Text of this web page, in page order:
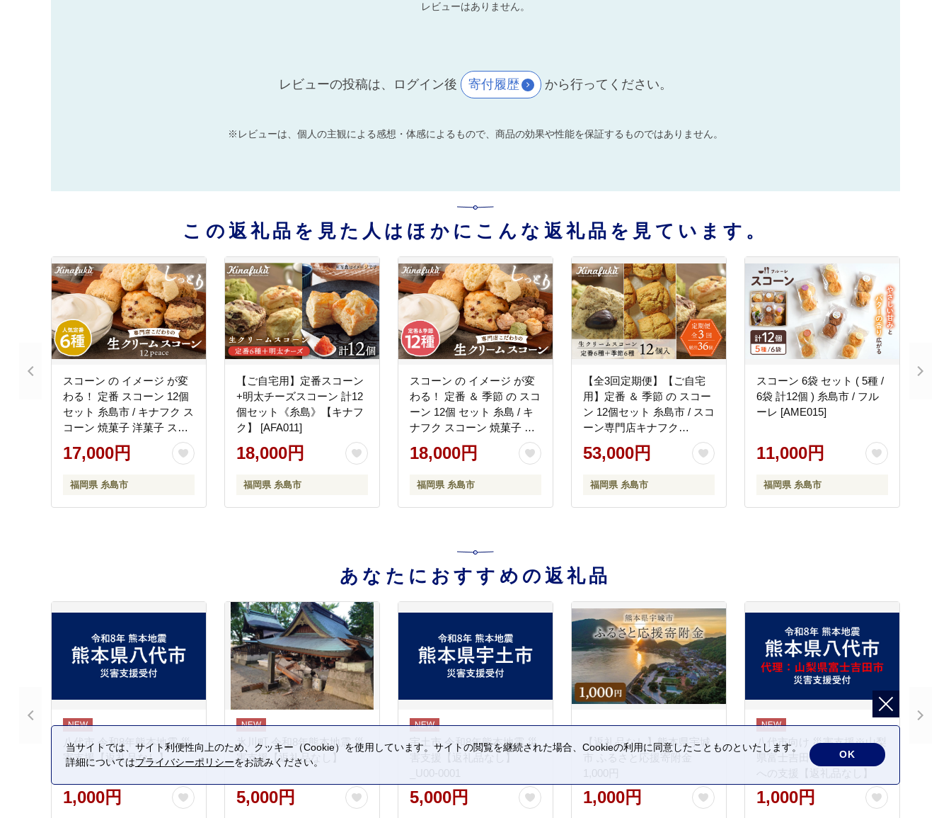
レビューはありません。
レビューの投稿は、ログイン後 寄付履歴 から行ってください。
※レビューは、個人の主観による感想・体感によるもので、商品の効果や性能を保証するものではありません。
この返礼品を見た人はほかにこんな返礼品を見ています。
スコーン の イメージ が変
わる！ 定番 スコーン 12個
セット 糸島市 / キナフク ス
コーン 焼菓子 洋菓子 スイ
ーツ [AFA001] パン スコー
ンセット スコーン詰め合わ
ン人気 スコーン定番 スコ
ーン朝食 スコーンおやつ
人気 焼き菓子定番 焼き菓
子オススメ 焼き菓子上位
17,000円
福岡県 糸島市
【ご自宅用】定番スコーン
+明太チーズスコーン 計12
個セット《糸島》【キナフ
ク】 [AFA011]
18,000円
福岡県 糸島市
スコーン の イメージ が変
わる！ 定番 ＆ 季節 の スコ
ーン 12個 セット 糸島 / キ
ナフク スコーン 焼菓子 洋
菓子 スイーツ [AFA004] パ
ン スコーンセット スコー
子 スコーン人気 スコーン
定番 スコーン朝食 スコー
き菓子スコーン 焼き菓子人
気 焼き菓子定番 焼き菓子
オススメ 焼き菓子上位 生
クリームスコーン スコーン
専門店
18,000円
福岡県 糸島市
【全3回定期便】【ご自宅
用】定番 ＆ 季節 の スコー
ン 12個セット 糸島市 / スコ
ーン専門店キナフク
53,000円
福岡県 糸島市
スコーン 6袋 セット ( 5種 /
6袋 計12個 ) 糸島市 / フル
ーレ [AME015]
11,000円
福岡県 糸島市
あなたにおすすめの返礼品
八代市 令和8年熊本地震 災
害支援【返礼品なし】
1,000円
氷川町 令和8年熊本地震 災
害支援【返礼品なし】
5,000円
宇土市 令和8年熊本地震 災
害支援【返礼品なし】
_U00-0001
5,000円
【返礼品なし】熊本県宇城
市 ふるさと応援寄附金
1,000円
1,000円
八代市向け 災害支援※山梨
県富士吉田市による八代市
への支援【返礼品なし】
1,000円
当サイトでは、サイト利便性向上のため、クッキー（Cookie）を使用しています。サイトの閲覧を継続された場合、Cookieの利用に同意したことものといたします。
詳細についてはプライバシーポリシーをお読みください。
OK